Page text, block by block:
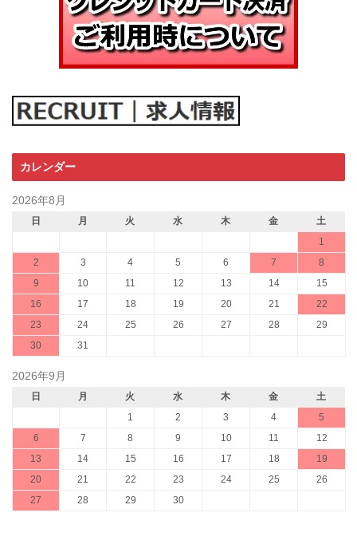
カレンダー
2026年8月
日 月 火 水 木 金
土
1
2
3 4 5 6 7
8
9
10 11 12 13 14
15
16
17 18 19 20 21
22
23
24 25 26 27 28
29
30
31
2026年9月
日 月 火 水 木 金
土
1
2 3 4
5
6
7 8 9 10 11
12
13
14 15 16 17 18
19
20
21 22 23 24 25
26
27
28 29 30